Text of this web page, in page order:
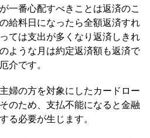
一番心配すべきことは返済のこ
給料日になったら全額返済すれ
ては支出が多くなり返済しきれ
ような月は約定返済額も返済で
介です。
婦の方を対象にしたカードロー
のため、支払不能になると金融
る必要が生じます。